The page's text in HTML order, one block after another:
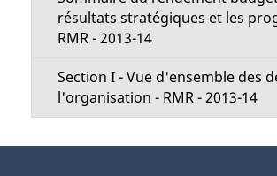
résultats stratégiques et les
RMR - 2013-14
Section I - Vue d'ensemble des
l'organisation - RMR - 2013-14